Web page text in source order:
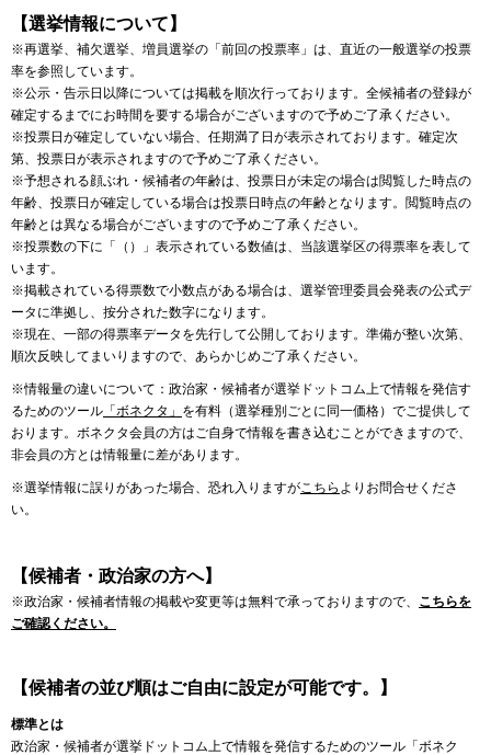
【選挙情報について】
※再選挙、補欠選挙、増員選挙の「前回の投票率」は、直近の一般選挙の投票
率を参照しています。
※公示・告示日以降については掲載を順次行っております。全候補者の登録が
確定するまでにお時間を要する場合がございますので予めご了承ください。
※投票日が確定していない場合、任期満了日が表示されております。確定次
第、投票日が表示されますので予めご了承ください。
※予想される顔ぶれ・候補者の年齢は、投票日が未定の場合は閲覧した時点の
年齢、投票日が確定している場合は投票日時点の年齢となります。閲覧時点の
年齢とは異なる場合がございますので予めご了承ください。
※投票数の下に「（）」表示されている数値は、当該選挙区の得票率を表して
います。
※掲載されている得票数で小数点がある場合は、選挙管理委員会発表の公式デ
ータに準拠し、按分された数字になります。
※現在、一部の得票率データを先行して公開しております。準備が整い次第、
順次反映してまいりますので、あらかじめご了承ください。
※情報量の違いについて：政治家・候補者が選挙ドットコム上で情報を発信す
るためのツール 「ボネクタ」 を有料（選挙種別ごとに同一価格）でご提供して
おります。ボネクタ会員の方はご自身で情報を書き込むことができますので、
非会員の方とは情報量に差があります。
※選挙情報に誤りがあった場合、恐れ入りますがこちら よりお問合せくださ
い。
【候補者・政治家の方へ】
※政治家・候補者情報の掲載や変更等は無料で承っておりますので、 こちらを
ご確認ください。
【候補者の並び順はご自由に設定が可能です。】
標準とは
政治家・候補者が選挙ドットコム上で情報を発信するためのツール「ボネク